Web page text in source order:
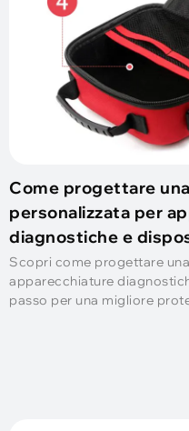
Come progettare
personalizzata per
diagnostiche e
Scopri come progettare
apparecchiature
passo per una migliore